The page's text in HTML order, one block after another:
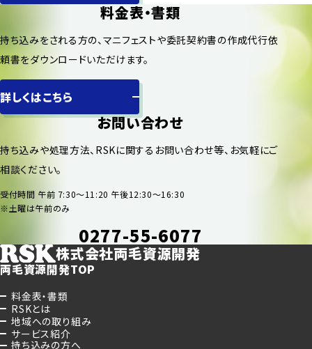
料金表・書類
持ち込みをされる方の、マニフェストや委託契約書の作成代行依
頼書をダウンロードいただけます。
詳しくはこちら
お問い合わせ
持ち込みや処理方法、RSKに関するお問い合わせ等、お気軽にご
相談ください。
受付時間 午前 7:30〜11:20 午後12:30〜16:30
※土曜は午前のみ
0277-55-6077
株式会社両毛資源開発
両毛資源開発TOP
料金表・書類
RSKとは
地域への取り組み
サービス紹介
持ち込みの方へ